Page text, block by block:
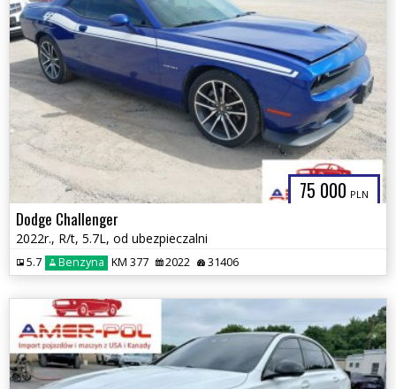
75 000 PLN
Dodge Challenger
2022r., R/t, 5.7L, od ubezpieczalni
5.7 Benzyna KM 377 2022 31406